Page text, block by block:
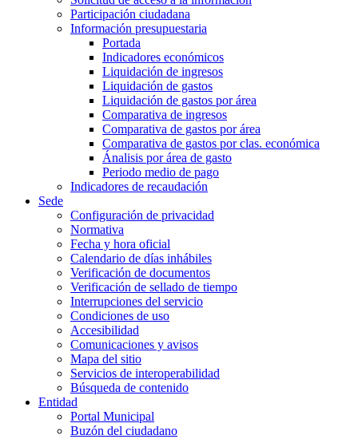
Participación ciudadana
Información presupuestaria
Portada
Indicadores económicos
Liquidación de ingresos
Liquidación de gastos
Liquidación de gastos por área
Comparativa de ingresos
Comparativa de gastos por área
Comparativa de gastos por clas. económica
Ánalisis por área de gasto
Periodo medio de pago
Indicadores de recaudación
Sede
Configuración de privacidad
Normativa
Fecha y hora oficial
Calendario de días inhábiles
Verificación de documentos
Verificación de sellado de tiempo
Interrupciones del servicio
Condiciones de uso
Accesibilidad
Comunicaciones y avisos
Mapa del sitio
Servicios de interoperabilidad
Búsqueda de contenido
Entidad
Portal Municipal
Buzón del ciudadano